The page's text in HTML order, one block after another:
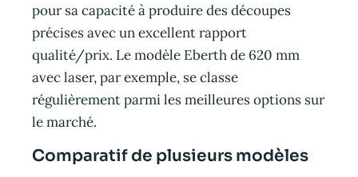
pour sa capacité à produire des découpes
précises avec un excellent rapport
qualité/prix. Le modèle Eberth de 620 mm
avec laser, par exemple, se classe
régulièrement parmi les meilleures options sur
le marché.
Comparatif de plusieurs modèles